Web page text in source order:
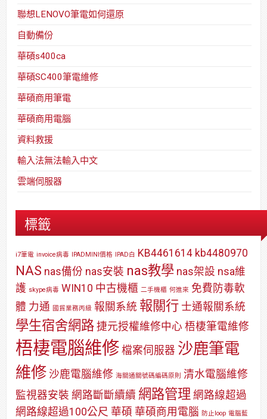
聯想LENOVO筆電如何還原
自動備份
華碩s400ca
華碩SC400筆電維修
華碩商用筆電
華碩商用電腦
資料救援
輸入法無法輸入中文
雲端伺服器
標籤
i7筆電 invoice病毒 IPADMINI價格 IPAD白 KB4461614 kb4480970
NAS nas備份 nas安裝 nas教學 nas架設 nsa維
護 skype病毒 WIN10 中古機櫃 二手機櫃 何進來 免費防毒軟
體 力通 國貿業務丙級 報關系統 報關行 士通報關系統
學生宿舍網路 捷元授權維修中心 梧棲筆電維修
梧棲電腦維修 檔案伺服器 沙鹿筆電
維修 沙鹿電腦維修 海關通關號碼編碼原則 清水電腦維修
監視器安裝 網路斷斷續續 網路管理 網路線超過
網路線超過100公尺 華碩 華碩商用電腦 防止loop 電腦藍